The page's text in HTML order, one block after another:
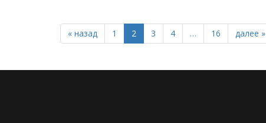
« назад 1 2 3 4 … 16 далее »